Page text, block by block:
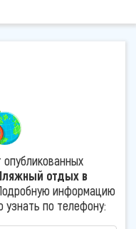
отдых в
информацию
по телефону: